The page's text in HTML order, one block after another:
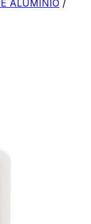
ALUMINIO /